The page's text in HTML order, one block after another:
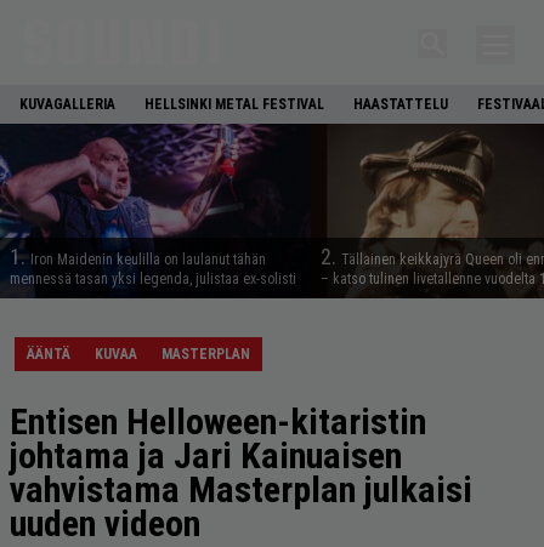
KUVAGALLERIA HELLSINKI METAL FESTIVAL HAASTATTELU
1. Iron Maidenin keulilla on laulanut tähän
mennessä tasan yksi legenda, julistaa ex-solisti
2. Tällainen keikkajyrä Queen oli
– katso tulinen livetallenne vuodelta
ÄÄNTÄ KUVAA MASTERPLAN
Entisen Helloween-kitaristin
johtama ja Jari Kainuaisen
vahvistama Masterplan julkaisi
uuden videon